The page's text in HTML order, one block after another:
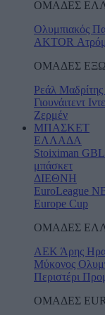
ΟΜΑΔΕΣ
Ολυμπιακός
AKTOR
ΟΜΑΔΕΣ
Ρεάλ Μαδρίτης
Γιουνάιτεντ
Ζερμέν
ΜΠΑΣΚΕΤ
ΕΛΛΑΔΑ
Stoiximan GBL
μπάσκετ
ΔΙΕΘΝΗ
EuroLeague
Europe Cup
ΟΜΑΔΕΣ
ΑΕΚ Άρης
Μύκονος
Περιστέρι
ΟΜΑΔΕΣ